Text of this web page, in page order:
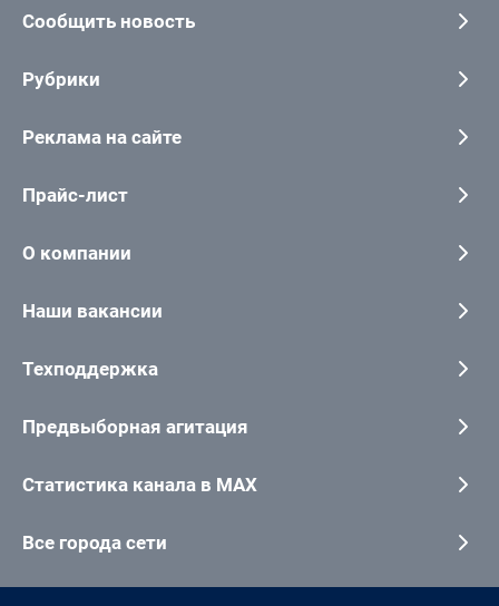
Сообщить новость
Рубрики
Реклама на сайте
Прайс-лист
О компании
Наши вакансии
Техподдержка
Предвыборная агитация
Статистика канала в MAX
Все города сети